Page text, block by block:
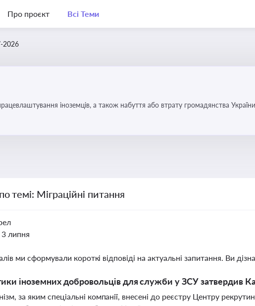
Про проєкт Всі Теми
2026
іноземців, а також набуття або втрату громадянства України
темі: Міграційні питання
3 липня
ми сформували короткі відповіді на актуальні запитання. Ви
іноземних добровольців для служби у ЗСУ затвердив
за яким спеціальні компанії, внесені до реєстру Центру